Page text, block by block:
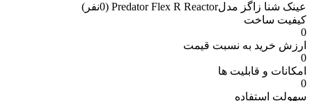
عینک شنا زاگز مدلPredator Flex R Reactor
(0نفر)
کیفیت ساخت
0
ارزش خرید به نسبت قیمت
0
امکانات و قابلیت ها
0
سهولت استفاده